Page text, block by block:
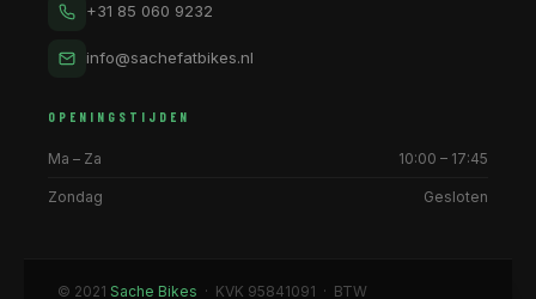
+31 85 060 9232
info@sachefatbikes.nl
OPENINGSTIJDEN
Ma – Za 10:00 – 17:45
Zondag Gesloten
© 2021 Sache Bikes · KVK 95841091 · BTW